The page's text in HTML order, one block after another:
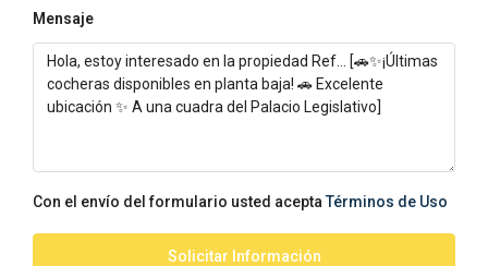
Mensaje
Con el envío del formulario usted acepta Términos de Uso
Solicitar Información